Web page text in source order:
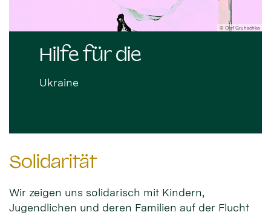
© Olaf Gruhschka
Hilfe für die
Ukraine
Solidarität
Wir zeigen uns solidarisch mit Kindern,
Jugendlichen und deren Familien auf der Flucht